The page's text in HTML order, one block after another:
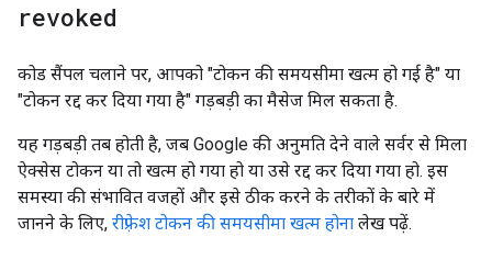
revoked
कोड सैंपल चलाने पर, आपको "टोकन की समयसीमा खत्म हो गई है" या
"टोकन रद्द कर दिया गया है" गड़बड़ी का मैसेज मिल सकता है.
यह गड़बड़ी तब होती है, जब Google की अनुमति देने वाले सर्वर से मिला
ऐक्सेस टोकन या तो खत्म हो गया हो या उसे रद्द कर दिया गया हो. इस
समस्या की संभावित वजहों और इसे ठीक करने के तरीकों के बारे में
जानने के लिए, रीफ़्रेश टोकन की समयसीमा खत्म होना लेख पढ़ें.